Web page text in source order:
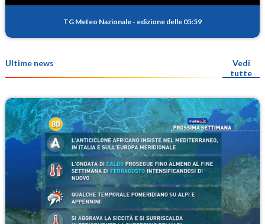
TG Meteo Nazionale - edizione delle 05:59
Ultime news
Vedi
tutte